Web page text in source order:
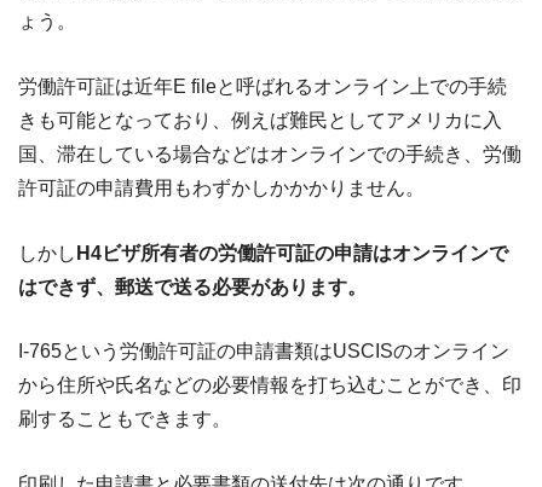
ょう。
労働許可証は近年E fileと呼ばれるオンライン上での手続
きも可能となっており、例えば難民としてアメリカに入
国、滞在している場合などはオンラインでの手続き、労働
許可証の申請費用もわずかしかかかりません。
しかし H4ビザ所有者の労働許可証の申請はオンラインで
はできず、郵送で送る必要があります。
I-765という労働許可証の申請書類はUSCISのオンライン
から住所や氏名などの必要情報を打ち込むことができ、印
刷することもできます。